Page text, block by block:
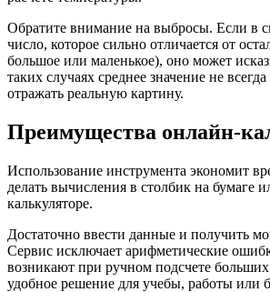
Обратите внимание на выбросы. Если в
число, которое сильно отличается от
большое или маленькое), оно может
таких случаях среднее значение не
отражать реальную картину.
Преимущества онлайн-
Использование инструмента экономит
делать вычисления в столбик на бумаге
калькуляторе.
Достаточно ввести данные и получить
Сервис исключает арифметические
возникают при ручном подсчете
удобное решение для учебы, работы или